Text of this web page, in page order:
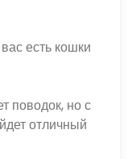
есть кошки
поводок, но с
отличный